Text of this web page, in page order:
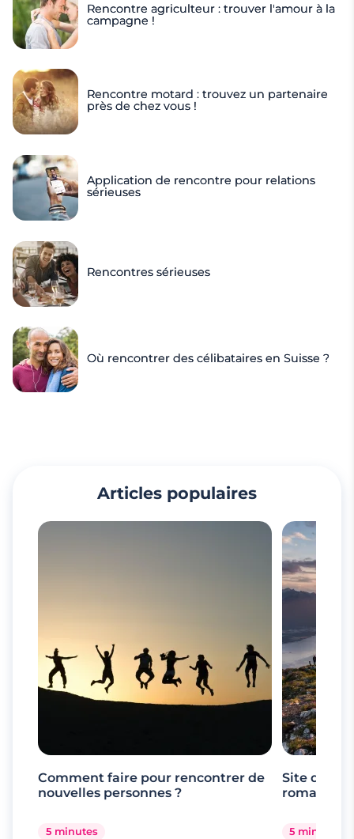
Rencontre agriculteur : trouver l'amour à la
campagne !
Rencontre motard : trouvez un partenaire
près de chez vous !
Application de rencontre pour relations
sérieuses
Rencontres sérieuses
Où rencontrer des célibataires en Suisse ?
Articles populaires
Comment faire pour rencontrer de
nouvelles personnes ?
5 minutes
Site de
romande
5 minutes